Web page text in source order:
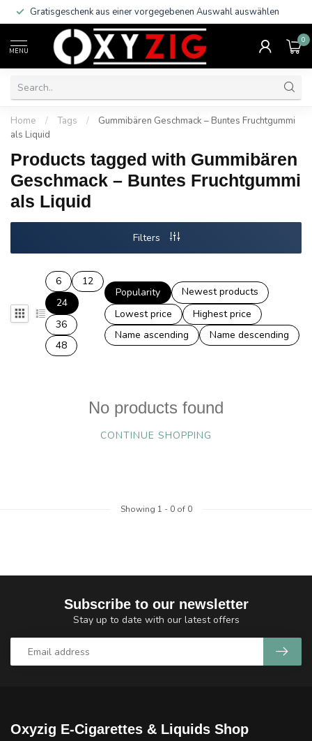
Gratisgeschenk aus einer vorgegebenen Auswahl auswählen
MENU
0
Home / Tags /
Gummibären Geschmack – Buntes Fruchtgummi
als Liquid
Products tagged with Gummibären
Geschmack – Buntes Fruchtgummi
als Liquid
Filters
6
12
24
36
48
Popularity
Newest products
Lowest price
Highest price
Name ascending
Name descending
No products found
CONTINUE SHOPPING
Showing 1 - 0of 0
Subscribe to our newsletter
Stay up to date with our latest offers
Oxyzig E-Cigarettes & Liquids Shop